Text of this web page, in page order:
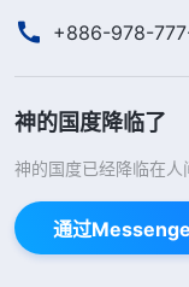
自己的情感重，
灵的表现，但她
这都说明她还是
想只为着自己的
达不到顺服神。
建立在肉体情感
+886-978-
神的国度降临了
神的国度已经降临在人
通过